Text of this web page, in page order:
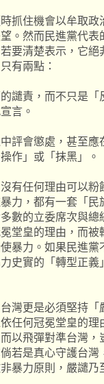
抓住機會以牟取政
。然而民進黨代表
要清楚表示，它絕
有兩點：
譴責，而不只是「
言。
評會懲處，甚至應
作」或「抹黑」。
有任何理由可以粉
力，都有一套「民
數的立委席次與
堂皇的理由，而被
暴力。如果民進
史實的「轉型正義
灣更是必須堅持「
任何冠冕堂皇的理
以飛彈對準台灣，
若是真心守護台灣
暴力原則，嚴譴乃